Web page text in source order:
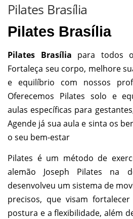
ATENDIMENTO EVENTOS
ESTRUTURA
Pilates Brasília
Pilates Brasília
Pilates Brasília para todos
Fortaleça seu corpo, melhore
e equilíbrio com nossos
Oferecemos Pilates solo e
aulas específicas para
Agende já sua aula e sinta os
o seu bem-estar
Pilates é um método de
alemão Joseph Pilates na
desenvolveu um sistema de
precisos, que visam
postura e a flexibilidade, além